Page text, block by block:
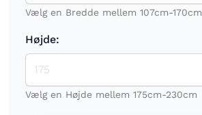
Vælg en Bredde mellem 107cm-170cm
Højde:
Vælg en Højde mellem 175cm-230cm